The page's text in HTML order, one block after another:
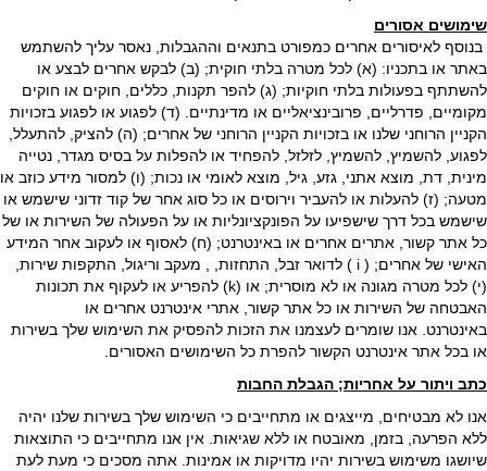
שימושים אסורים
בנוסף לאיסורים אחרים כמפורט בתנאים וההגבלות, נאסר עליך להשתמש
באתר או בתכניו: (א) לכל מטרה בלתי חוקית; (ב) לבקש אחרים לבצע או
להשתתף בפעולות בלתי חוקיות; (ג) להפר תקנות, כללים, חוקים או חוקים
מקומיים, פדרליים, פרובינציאליים או מדינתיים. (ד) לפגוע או לפגוע בזכויות
הקניין הרוחני שלנו או בזכויות הקניין הרוחני של אחרים; (ה) להציק, להתעלל,
לפגוע, להשמיץ, להשמיץ, לזלזל, להפחיד או להפלות על בסיס מגדר, נטייה
מינית, דת, מוצא אתני, גזע, גיל, מוצא לאומי או נכות; (ו) למסור מידע כוזב או
מטעה; (ז) להעלות או להעביר וירוסים או כל סוג אחר של קוד זדוני שישמש או
שישמש בכל דרך שישפיעו על הפונקציונליות או על הפעולה של השירות או של
כל אתר קשור, אתרים אחרים או באינטרנט; (ח) לאסוף או לעקוב אחר המידע
האישי של אחרים; ( i ) לדואר זבל, התחזות, , מעקב וריגול, התקפות שירות,
(י) לכל מטרה מגונה או לא מוסרית; או (k) להפריע או לעקוף את תכונות
האבטחה של השירות או כל אתר קשור, אתרי אינטרנט אחרים או
באינטרנט. אנו שומרים לעצמנו את הזכות להפסיק את השימוש שלך בשירות
או בכל אתר אינטרנט הקשור להפרת כל השימושים האסורים.
כתב ויתור על אחריות; הגבלת החבות
אנו לא מבטיחים, מייצגים או מתחייבים כי השימוש שלך בשירות שלנו יהיה
ללא הפרעה, בזמן, מאובטח או ללא שגיאות. אין אנו מתחייבים כי התוצאות
שיושגו משימוש בשירות יהיו מדויקות או אמינות. אתה מסכים כי מעת לעת